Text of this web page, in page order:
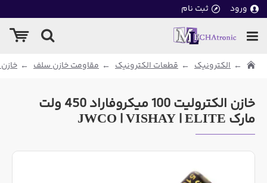
ورود ثبت نام
الکترونیک قطعات الکترونیک مقاومت خازن سلف
خازن الکترولیت 100 میکروفاراد 450 ولت
مارک JWCO | VISHAY | ELITE